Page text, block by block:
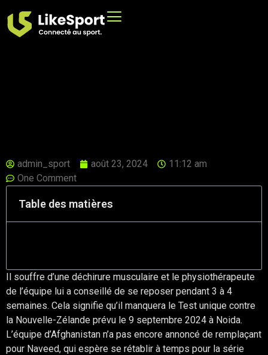
admin_sport août 23, 2024
11:12 am
One Comment
Table des matières
Il souffre d’une déchirure musculaire et le physiothérapeute
de l’équipe lui a conseillé de se reposer pendant 3 à 4
semaines. Cela signifie qu’il manquera le Test unique contre
la Nouvelle-Zélande prévu le 9 septembre 2024 à Noida.
L’équipe d’Afghanistan n’a pas encore annoncé de remplaçant
pour Naveed, qui espère se rétablir à temps pour la série